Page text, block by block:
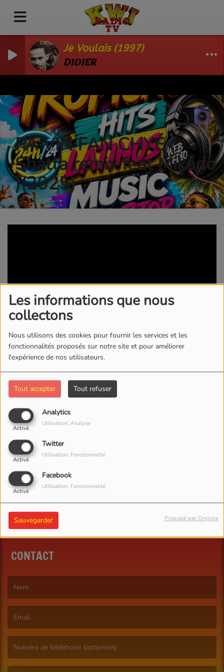
Les informations que nous
collectons
Nous utilisons des cookies pour fournir les services et les
fonctionnalités proposés sur notre site et pour améliorer
l'expérience de nos utilisateurs.
Tout accepter Tout refuser
Analytics
Activé
Utilisation: Analyse
Twitter
Activé
Utilisation: Fonctionnalité
Facebook
Activé
Utilisation: Fonctionnalité
Sauvegarder Propulsé par Orejime
Je Voulais (1997)
DIDIER
PA VIN FAN CHYÉ (
Shatta remix feat Mikado
)(2025)
22 AOÛT 2025 - 805 VUES
KWI RADIO/TV
Connectez-vous pour commenter cet article
CONTACT